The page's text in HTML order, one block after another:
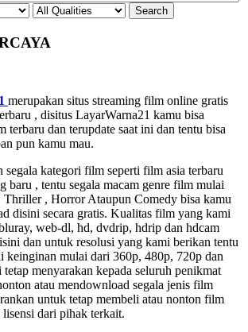
merupakan situs streaming film online gratis
, disitus LayarWarna21 kamu bisa
terbaru dan terupdate saat ini dan tentu bisa
pun kamu mau.
segala kategori film seperti film asia terbaru
baru , tentu segala macam genre film mulai
, Horror Ataupun Comedy bisa kamu
disini secara gratis. Kualitas film yang kami
web-dl, hd, dvdrip, hdrip dan hdcam
dan untuk resolusi yang kami berikan tentu
keinginan mulai dari 360p, 480p, 720p dan
menyarakan kepada seluruh penikmat
atau mendownload segala jenis film
untuk tetap membeli atau nonton film
dari pihak terkait.